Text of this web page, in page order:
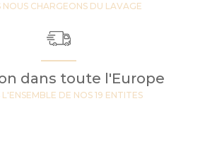
NOUS CHARGEONS DU LAVAGE
dans toute l'Europe
L'ENSEMBLE DE NOS 19 ENTITES